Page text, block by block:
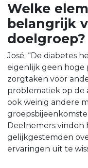
Welke
belangrijk
doelgroep?
José: “De diabetes
eigenlijk geen hoge
zorgtaken voor
problematiek op de
ook weinig andere
Deelnemers
gelijkgestemden
ervaringen uit te